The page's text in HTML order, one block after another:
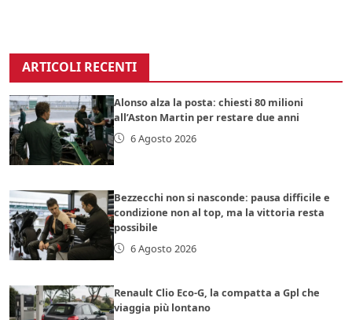
ARTICOLI RECENTI
Alonso alza la posta: chiesti 80 milioni
all’Aston Martin per restare due anni
6 Agosto 2026
Bezzecchi non si nasconde: pausa difficile e
condizione non al top, ma la vittoria resta
possibile
6 Agosto 2026
Renault Clio Eco-G, la compatta a Gpl che
viaggia più lontano